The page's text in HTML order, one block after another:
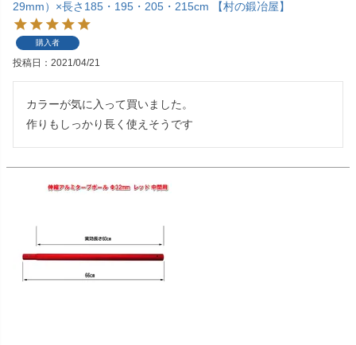
29mm）×長さ185・195・205・215cm 【村の鍛冶屋】
購入者
投稿日 2021/04/21
カラーが気に入って買いました。
作りもしっかり長く使えそうです